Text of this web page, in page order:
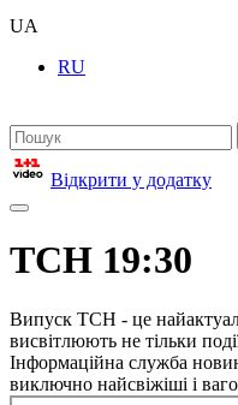
UA
RU
Відкрити у додатку
ТСН 19:30
Випуск ТСН - це
висвітлюють не тільки
Інформаційна служба
виключно найсвіжіші і